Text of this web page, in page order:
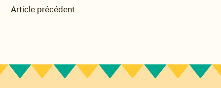
Article précédent